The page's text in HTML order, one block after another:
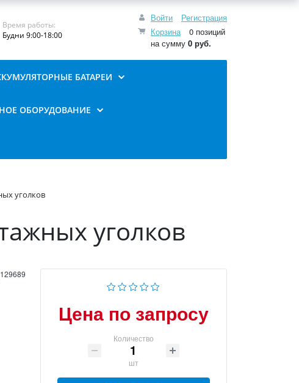
Войти
Регистрация
Корзина
0 позиций
на сумму 0 руб.
Время работы:
Будни 9:00-18:00
БАТАРЕИ
ОБОРУДОВАНИЕ
уголков
уголков
129689
Цена по запросу
Количество
шт